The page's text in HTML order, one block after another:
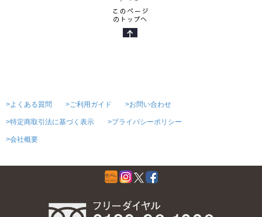
>よくある質問 >ご利用ガイド >お問い合わせ
>特定商取引法に基づく表示 >プライバシーポリシー
>会社概要